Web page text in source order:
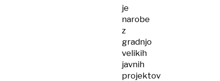
je
narobe
z
gradnjo
velikih
javnih
projektov